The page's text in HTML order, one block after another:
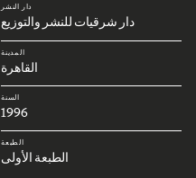
دار النشر
دار شرقيات للنشر والتوزيع
المدينة
القاهرة
السنة
1996
الطبعة
الطبعة الأولى